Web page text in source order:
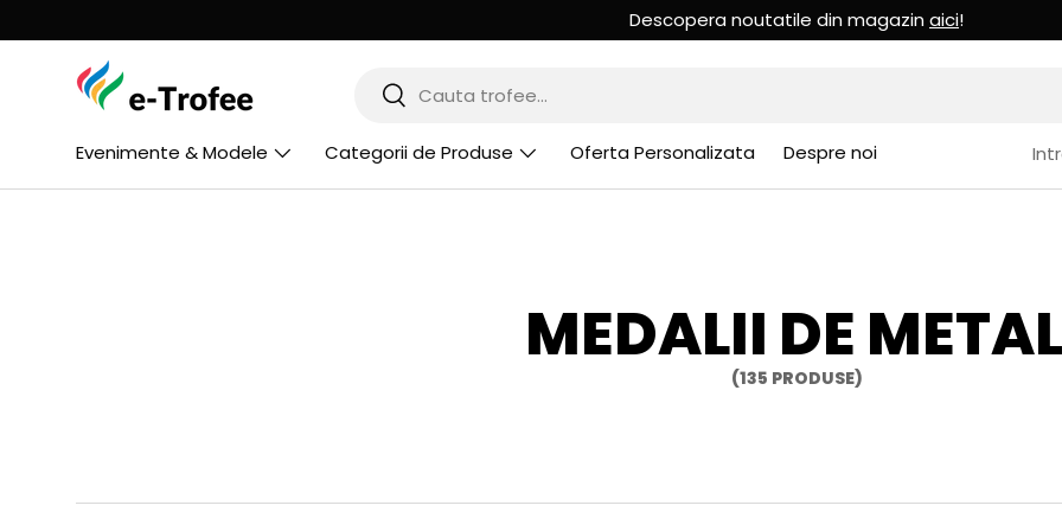
MERGI LA CONTINUT
Descopera noutatile din magazin aici!
Cauta
Cauta
Evenimente & Modele Categorii de Produse Oferta Personalizata Despre noi
MEDALII DE METAL
(135 PRODUSE)